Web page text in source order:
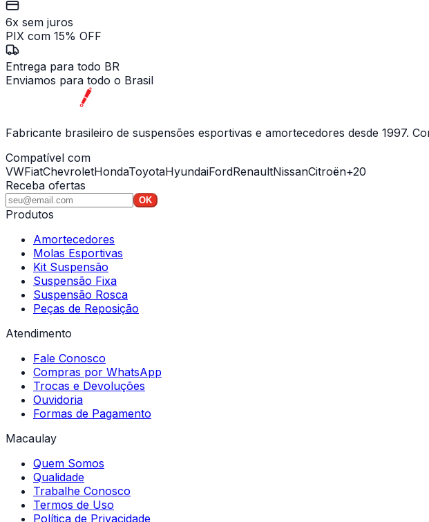
6x sem juros
PIX com 15% OFF
Entrega para todo BR
Enviamos para todo o Brasil
Fabricante brasileiro de suspensões esportivas e amortecedores desde 1997.
Compatível com
VWFiatChevroletHondaToyotaHyundaiFordRenaultNissanCitroën+20
Receba ofertas
OK
Produtos
Amortecedores
Molas Esportivas
Kit Suspensão
Suspensão Fixa
Suspensão Rosca
Peças de Reposição
Atendimento
Fale Conosco
Compras por WhatsApp
Trocas e Devoluções
Ouvidoria
Formas de Pagamento
Macaulay
Quem Somos
Qualidade
Trabalhe Conosco
Termos de Uso
Política de Privacidade